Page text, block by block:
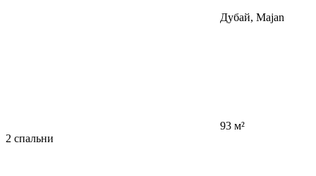
Дубай, Majan
93 м²
2 спальни